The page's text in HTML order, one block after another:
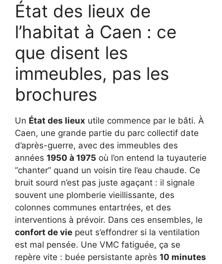
État des lieux de
l’habitat à Caen : ce
que disent les
immeubles, pas les
brochures
Un État des lieux utile commence par le bâti. À
Caen, une grande partie du parc collectif date
d’après-guerre, avec des immeubles des
années 1950 à 1975 où l’on entend la tuyauterie
“chanter” quand un voisin tire l’eau chaude. Ce
bruit sourd n’est pas juste agaçant : il signale
souvent une plomberie vieillissante, des
colonnes communes entartrées, et des
interventions à prévoir. Dans ces ensembles, le
confort de vie peut s’effondrer si la ventilation
est mal pensée. Une VMC fatiguée, ça se
repère vite : buée persistante après 10 minutes